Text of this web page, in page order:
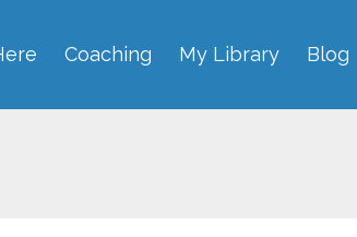
Coaching My Library Blog